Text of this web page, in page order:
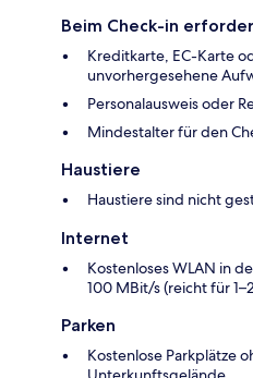
Beim Check-in
Kreditkarte, EC-Karte
unvorhergesehene
Personalausweis oder
Mindestalter für den
Haustiere
Haustiere sind nicht
Internet
Kostenloses WLAN in
100 MBit/s (reicht für
Parken
Kostenlose Parkplätze